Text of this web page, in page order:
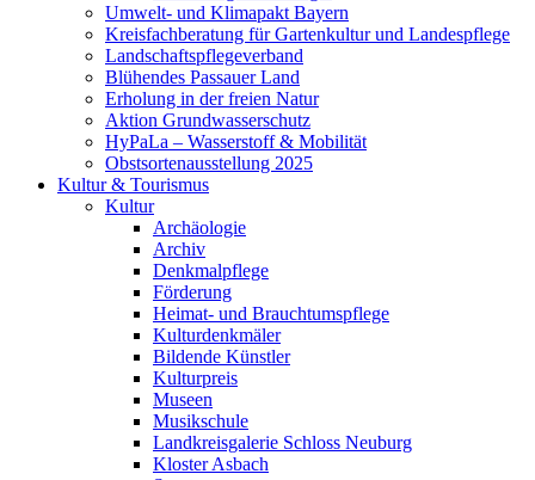
Umwelt- und Klimapakt Bayern
Kreisfachberatung für Gartenkultur und Landespflege
Landschaftspflegeverband
Blühendes Passauer Land
Erholung in der freien Natur
Aktion Grundwasserschutz
HyPaLa – Wasserstoff & Mobilität
Obstsortenausstellung 2025
Kultur & Tourismus
Kultur
Archäologie
Archiv
Denkmalpflege
Förderung
Heimat- und Brauchtumspflege
Kulturdenkmäler
Bildende Künstler
Kulturpreis
Museen
Musikschule
Landkreisgalerie Schloss Neuburg
Kloster Asbach